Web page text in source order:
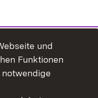
und
Funktionen